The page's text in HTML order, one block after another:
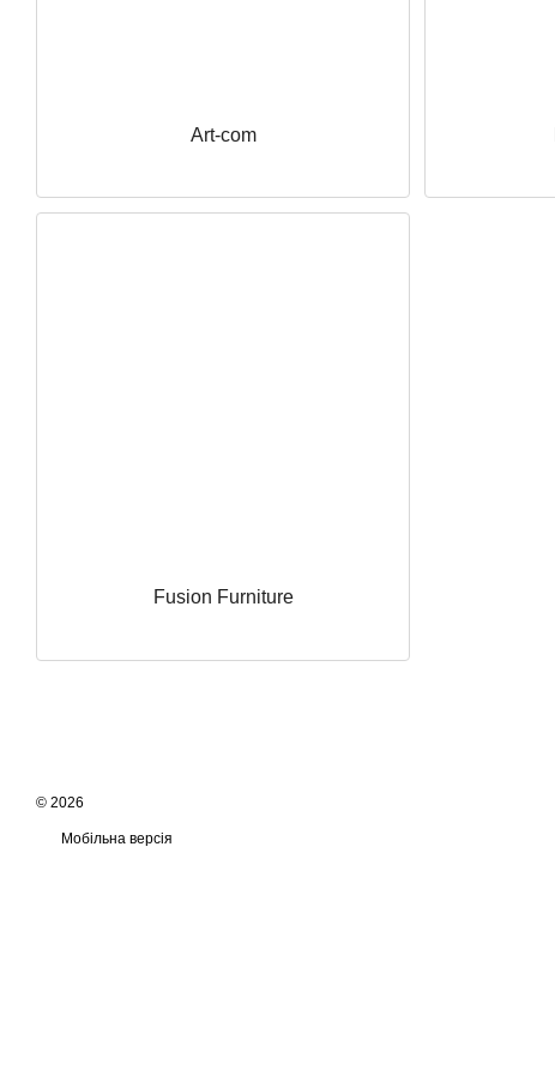
Art-com
Fusion Furniture
© 2026
Мобільна версія